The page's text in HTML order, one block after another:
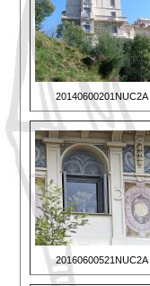
20140600201NUC2A
20160600521NUC2A